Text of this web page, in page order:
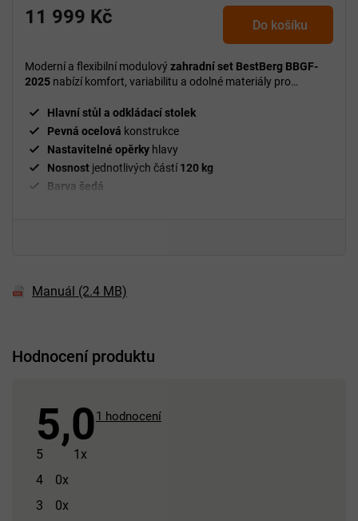
11 999 Kč Do košíku
Moderní a flexibilní modulovýzahradní set BestBerg BBGF-
2025 nabízí komfort, variabilitu a odolné materiály pro
Hlavní stůl a odkládací stolek
Pevná ocelová konstrukce
Nastavitelné opěrky hlavy
Nosnost jednotlivých částí120 kg
Barva šedá
Manuál (2.4 MB)
Hodnocení produktu
5,0Průměrné
1 hodnocení
5
1x
4
0x
3
0x